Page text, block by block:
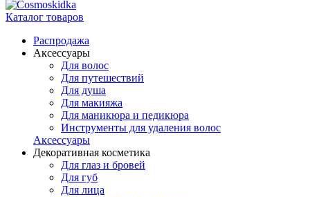
Каталог товаров
Распродажа
Аксессуары
Для волос
Для путешествий
Для душа
Для макияжа
Для маникюра и педикюра
Инструменты для удаления волос
Аксессуары
Декоративная косметика
Для глаз и бровей
Для губ
Для лица